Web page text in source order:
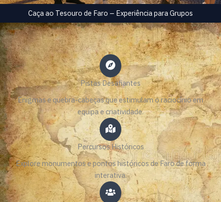
Caça ao Tesouro de Faro – Experiência para Grupos
Pistas Desafiantes
Enigmas e quebra-cabeças que estimulam o raciocínio em
equipa e criatividade.
Percursos Históricos
Explore monumentos e pontos históricos de Faro de forma
interativa.